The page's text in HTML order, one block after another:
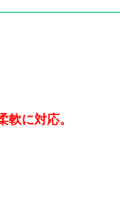
軟に対応。